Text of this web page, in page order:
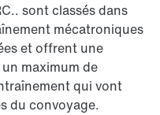
sont classés dans
mécatroniques
et offrent une
maximum de
qui vont
du convoyage.